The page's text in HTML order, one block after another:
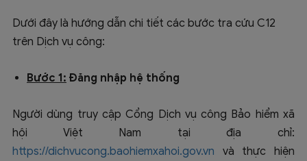
Dưới đây là hướng dẫn chi tiết các bước tra cứu C12
trên Dịch vụ công:
Bước 1: Đăng nhập hệ thống
Người dùng truy cập Cổng Dịch vụ công Bảo hiểm xã
hội Việt Nam tại địa chỉ:
https://dichvucong.baohiemxahoi.gov.vn và thực hiện